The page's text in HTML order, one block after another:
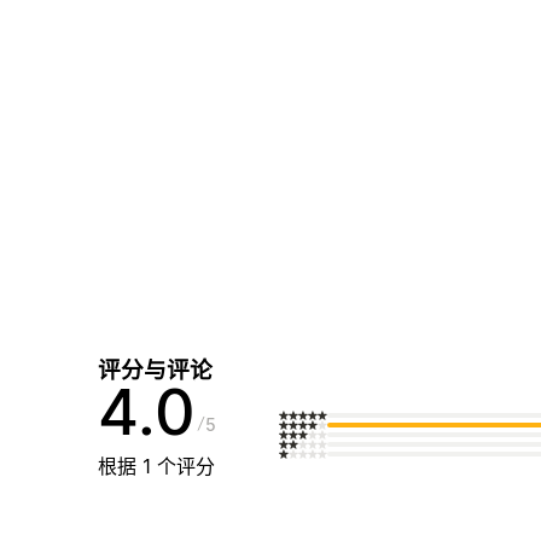
评分与评论
4.0 5
根据 1 个评分